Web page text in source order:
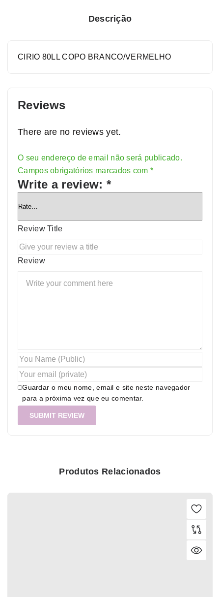
Descrição
CIRIO 80LL COPO BRANCO/VERMELHO
Reviews
There are no reviews yet.
O seu endereço de email não será publicado.
Campos obrigatórios marcados com *
Write a review: *
Review Title
Review
Guardar o meu nome, email e site neste navegador
para a próxima vez que eu comentar.
Alternative:
Produtos Relacionados